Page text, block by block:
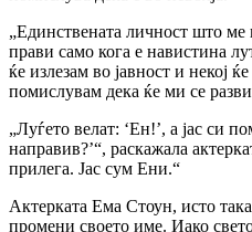
„Единствената личност што ме
прави само кога е навистина
ќе излезам во јавност и некој
помислувам дека ќе ми се
„Луѓето велат: ‘Ен!’, а јас си
направив?’“, раскажала
прилега. Јас сум Ени.“
Актерката Ема Стоун, исто
промени своето име. Иако